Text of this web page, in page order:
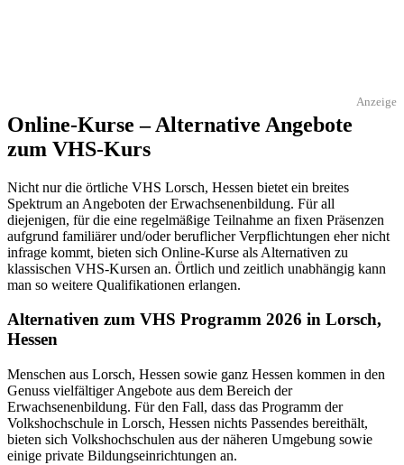
Anzeige
Online-Kurse – Alternative Angebote
zum VHS-Kurs
Nicht nur die örtliche VHS Lorsch, Hessen bietet ein breites
Spektrum an Angeboten der Erwachsenenbildung. Für all
diejenigen, für die eine regelmäßige Teilnahme an fixen Präsenzen
aufgrund familiärer und/oder beruflicher Verpflichtungen eher nicht
infrage kommt, bieten sich Online-Kurse als Alternativen zu
klassischen VHS-Kursen an. Örtlich und zeitlich unabhängig kann
man so weitere Qualifikationen erlangen.
Alternativen zum VHS Programm 2026 in Lorsch,
Hessen
Menschen aus Lorsch, Hessen sowie ganz Hessen kommen in den
Genuss vielfältiger Angebote aus dem Bereich der
Erwachsenenbildung. Für den Fall, dass das Programm der
Volkshochschule in Lorsch, Hessen nichts Passendes bereithält,
bieten sich Volkshochschulen aus der näheren Umgebung sowie
einige private Bildungseinrichtungen an.